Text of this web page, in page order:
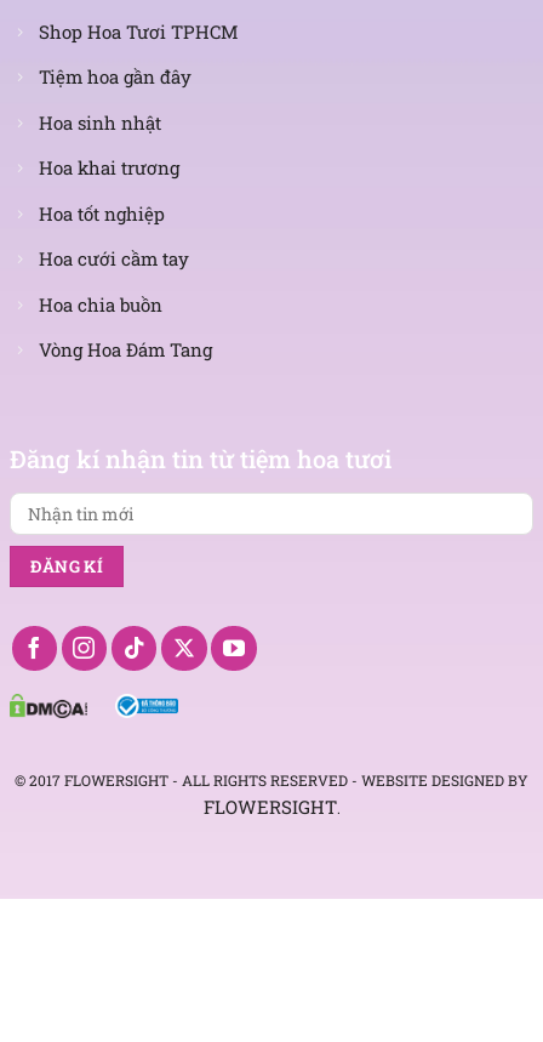
Shop Hoa Tươi TPHCM
Tiệm hoa gần đây
Hoa sinh nhật
Hoa khai trương
Hoa tốt nghiệp
Hoa cưới cầm tay
Hoa chia buồn
Vòng Hoa Đám Tang
Đăng kí nhận tin từ tiệm hoa tươi
tin
mới
© 2017 FLOWERSIGHT - ALL RIGHTS RESERVED - WEBSITE DESIGNED BY
FLOWERSIGHT.